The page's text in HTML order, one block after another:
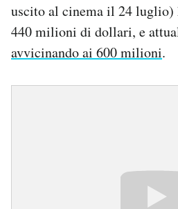
uscito al cinema il 24 luglio)
440 milioni di dollari, e
avvicinando ai 600 milioni.